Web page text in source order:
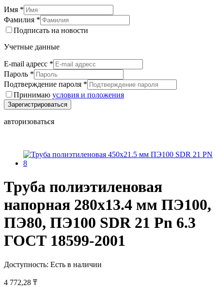
Имя *
Фамилия *
Подписать на новости
Учетные данные
E-mail адресс *
Пароль *
Подтверждение пароля *
Принимаю условия и положения
Зарегистрироваться
авторизоваться
Труба полиэтиленовая
напорная 280х13.4 мм ПЭ100,
ПЭ80, ПЭ100 SDR 21 Pn 6.3
ГОСТ 18599-2001
Доступность: Есть в наличии
4 772,28 ₸